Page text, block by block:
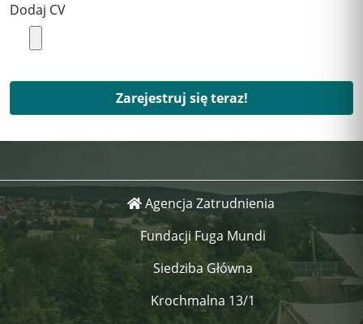
Dodaj CV
Zarejestruj się teraz!
Agencja Zatrudnienia
Fundacji Fuga Mundi
Siedziba Główna
Krochmalna 13/1